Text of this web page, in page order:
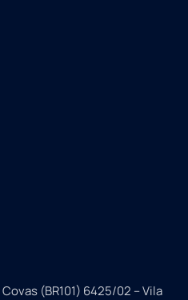
(BR101) 6425/02 – Vila